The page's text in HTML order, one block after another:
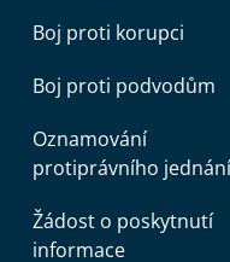
Boj proti korupci
Boj proti podvodům
Oznamování
protiprávního jednání
Žádost o poskytnutí
informace